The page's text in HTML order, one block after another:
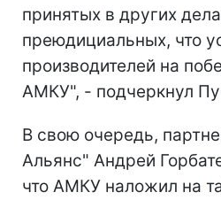
принятых в других
преюдициальных, что
производителей на
АМКУ", - подчеркнул
В свою очередь,
Альянс" Андрей
что АМКУ наложил на